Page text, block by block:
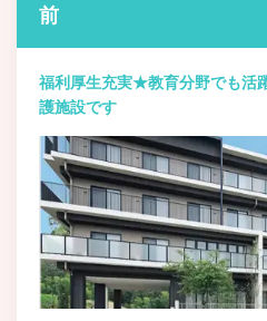
前
福利厚生充実★教育分野でも活
護施設です